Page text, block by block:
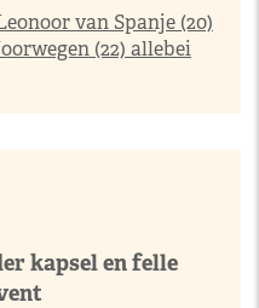
van Spanje (20)
(22) allebei
kapsel en felle